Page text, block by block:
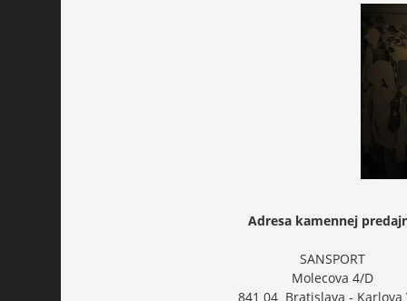
Adresa kamennej
SANSPORT
Molecova 4/D
841 04 Bratislava - Karlova